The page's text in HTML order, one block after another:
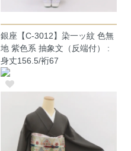
銀座【C-3012】染一ッ紋 色無
地 紫色系 抽象文（反端付） :
身丈156.5/裄67